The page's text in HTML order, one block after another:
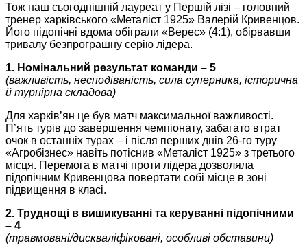
Тож наш сьогоднішній лауреат у Першій лізі – головний
тренер харківського «Металіст 1925» Валерій Кривенцов.
Його підопічні вдома обіграли «Верес» (4:1), обірвавши
тривалу безпрограшну серію лідера.
1. Номінальний результат команди – 5
(важливість, несподіваність, сила суперника, історична
й турнірна складова)
Для харків’ян це був матч максимальної важливості.
П’ять турів до завершення чемпіонату, забагато втрат
очок в останніх турах – і після перших днів 26-го туру
«Агробізнес» навіть потіснив «Металіст 1925» з третього
місця. Перемога в матчі проти лідера дозволяла
підопічним Кривенцова повертати собі місце в зоні
підвищення в класі.
2. Труднощі в вишикуванні та керуванні підопічними
– 4
(травмовані/дискваліфіковані, особливі обставини)